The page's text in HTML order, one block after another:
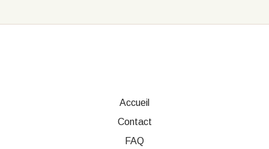
Accueil
Contact
FAQ